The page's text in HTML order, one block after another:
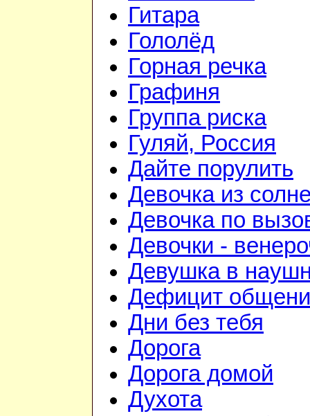
Гитара
Гололёд
Горная речка
Графиня
Группа риска
Гуляй, Россия
Дайте порулить
Девочка из
Девочка по
Девочки -
Девушка в
Дефицит
Дни без тебя
Дорога
Дорога домой
Духота